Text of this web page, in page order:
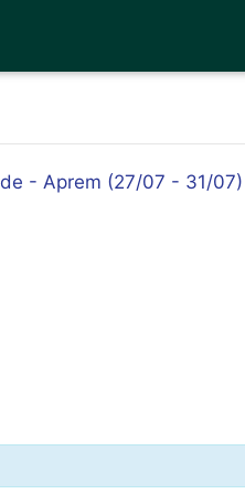
- Aprem (27/07 - 31/07)